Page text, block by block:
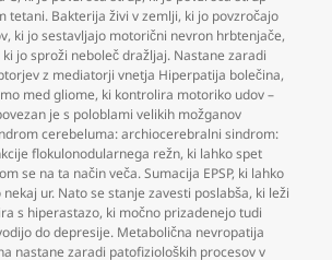
tetani. Bakterija živi v zemlji, ki jo povzročajo
, ki jo sestavljajo motorični nevron hrbtenjače,
ki jo sproži neboleč dražljaj. Nastane zaradi
z mediatorji vnetja Hiperpatija bolečina,
med gliome, ki kontrolira motoriko udov –
je s poloblami velikih možganov
cerebeluma: archiocerebralni sindrom:
flokulonodularnega režn, ki lahko spet
se na ta način veča. Sumacija EPSP, ki lahko
ur. Nato se stanje zavesti poslabša, ki leži
s hiperastazo, ki močno prizadenejo tudi
do depresije. Metabolična nevropatija
nastane zaradi patofizioloških procesov v